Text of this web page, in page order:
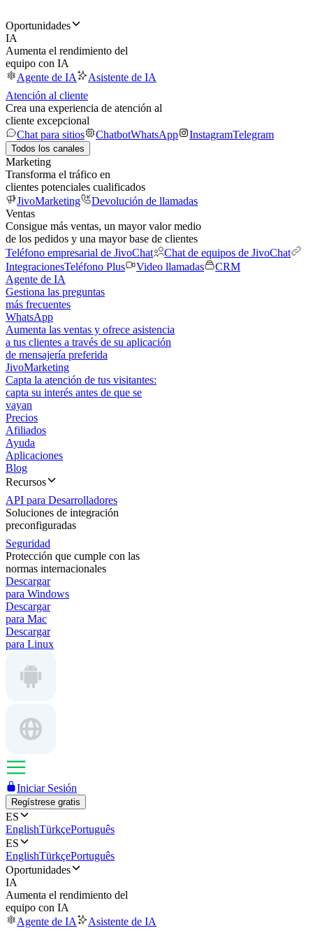
Oportunidades
IA
Aumenta el rendimiento del
equipo con IA
Agente de IA
Asistente de IA
Atención al cliente
Crea una experiencia de atención al
cliente excepcional
Chat para sitios
ChatbotWhatsApp InstagramTelegram
Todos los canales
Marketing
Transforma el tráfico en
clientes potenciales cualificados
JivoMarketing
Devolución de llamadas
Ventas
Consigue más ventas, un mayor valor medio
de los pedidos y una mayor base de clientes
Teléfono empresarial de JivoChat
Chat de equipos de JivoChat
IntegracionesTeléfono Plus Video llamadas
CRM
Agente de IA
Gestiona las preguntas
más frecuentes
WhatsApp
Aumenta las ventas y ofrece asistencia
a tus clientes a través de su aplicación
de mensajería preferida
JivoMarketing
Capta la atención de tus visitantes:
capta su interés antes de que se
vayan
Precios
Afiliados
Ayuda
Aplicaciones
Blog
Recursos
API para Desarrolladores
Soluciones de integración
preconfiguradas
Seguridad
Protección que cumple con las
normas internacionales
Descargar
para Windows
Descargar
para Mac
Descargar
para Linux
Iniciar Sesión
Regístrese gratis
ES
EnglishTürkçePortuguês
ES
EnglishTürkçePortuguês
Oportunidades
IA
Aumenta el rendimiento del
equipo con IA
Agente de IA
Asistente de IA